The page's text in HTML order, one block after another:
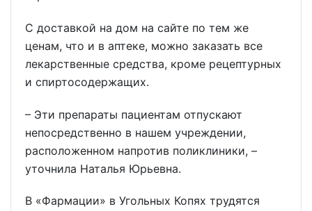
С доставкой на дом на сайте по тем же
ценам, что и в аптеке, можно заказать все
лекарственные средства, кроме рецептурных
и спиртосодержащих.
– Эти препараты пациентам отпускают
непосредственно в нашем учреждении,
расположенном напротив поликлиники, –
уточнила Наталья Юрьевна.
В «Фармации» в Угольных Копях трудятся